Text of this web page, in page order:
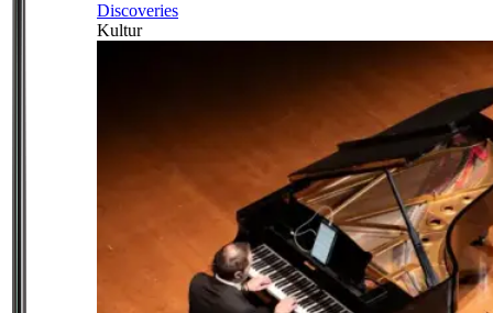
Discoveries
Kultur